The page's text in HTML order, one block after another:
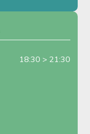
18:30 > 21:30